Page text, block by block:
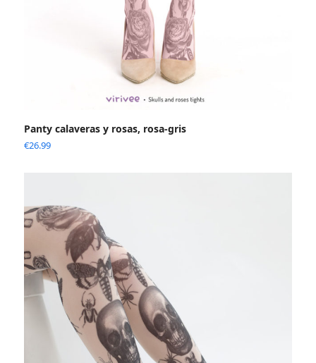
Panty calaveras y rosas, rosa-gris
€26.99